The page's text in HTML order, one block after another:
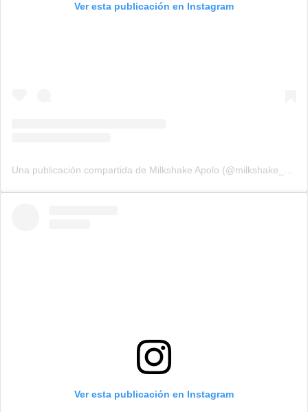
Ver esta publicación en Instagram
Una publicación compartida de Milkshake Apolo (@milkshake_apolo)
Ver esta publicación en Instagram